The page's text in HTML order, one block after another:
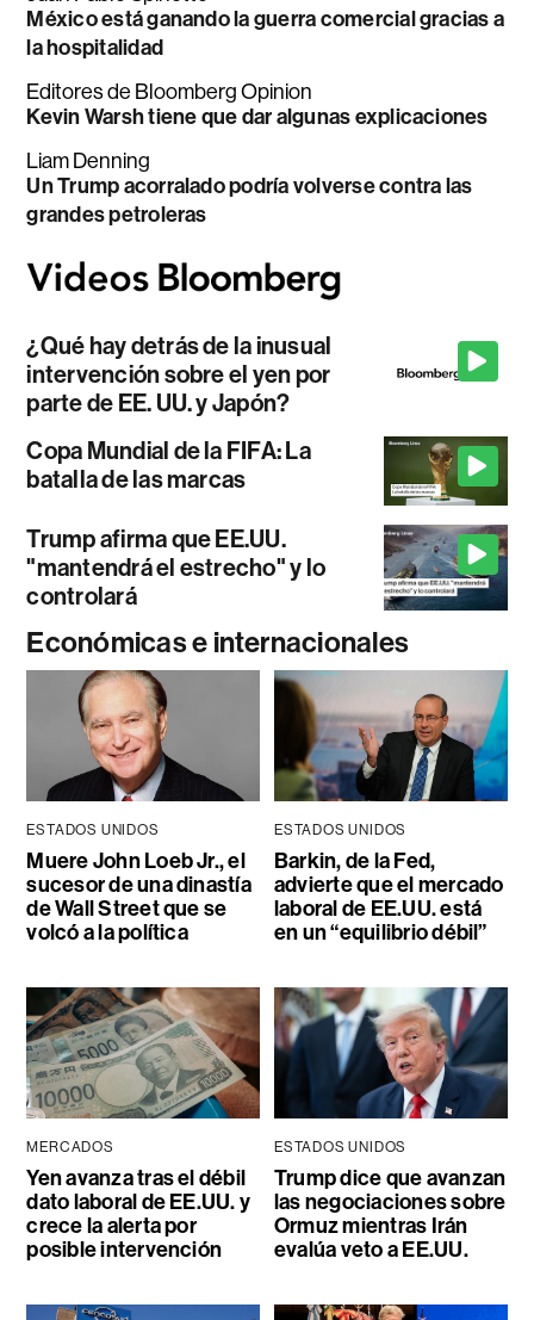
México está ganando la guerra comercial gracias a
la hospitalidad
Editores de Bloomberg Opinion
Kevin Warsh tiene que dar algunas explicaciones
Liam Denning
Un Trump acorralado podría volverse contra las
grandes petroleras
¿Qué hay detrás de la inusual
intervención sobre el yen por
parte de EE. UU. y Japón?
Copa Mundial de la FIFA: La
batalla de las marcas
Trump afirma que EE.UU.
"mantendrá el estrecho" y lo
controlará
Económicas e internacionales
ESTADOS UNIDOS
Muere John Loeb Jr., el
sucesor de una dinastía
de Wall Street que se
volcó a la política
ESTADOS UNIDOS
Barkin, de la Fed,
advierte que el mercado
laboral de EE.UU. está
en un “equilibrio débil”
MERCADOS
Yen avanza tras el débil
dato laboral de EE.UU. y
crece la alerta por
posible intervención
ESTADOS UNIDOS
Trump dice que avanzan
las negociaciones sobre
Ormuz mientras Irán
evalúa veto a EE.UU.